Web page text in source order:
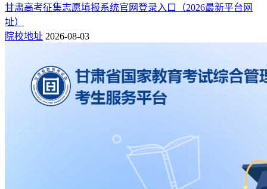
甘肃高考征集志愿填报系统官网登录入口（2026最新平台网
址）
院校地址 2026-08-03